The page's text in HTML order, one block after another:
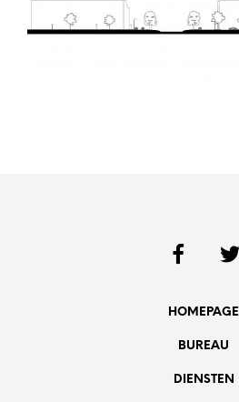
HOMEPAGE
BUREAU
DIENSTEN